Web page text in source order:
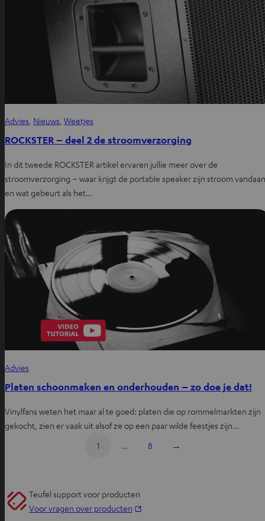
Advies Nieuws Weetjes
ROCKSTER – deel 2 de stroomverzorging
In dit tweede ROCKSTER artikel ervaren jullie meer over de
stroomverzorging – waar krijgt de portable speaker zijn stroom vandaan
en wat gebeurt als het…
Advies
Platen schoonmaken en onderhouden – zo doe je dat!
Vinylfans weten het maar al te goed: platen die op rommelmarkten zijn
gekocht, zien er vaak uit alsof ze op een paar wilde feestjes zijn…
1
8 →
Teufel support voor producten
Voor vragen over producten